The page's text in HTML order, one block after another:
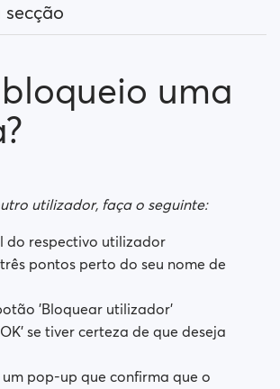
a minha localização e como
pessoa?
uma pessoa?
no site. O que faço?
e cookies?
idade/nome de utilizador/?
uma
utilizador, faça o seguinte:
do respectivo utilizador
pontos perto do seu nome de
'Bloquear utilizador'
se tiver certeza de que deseja
um pop-up que confirma que o